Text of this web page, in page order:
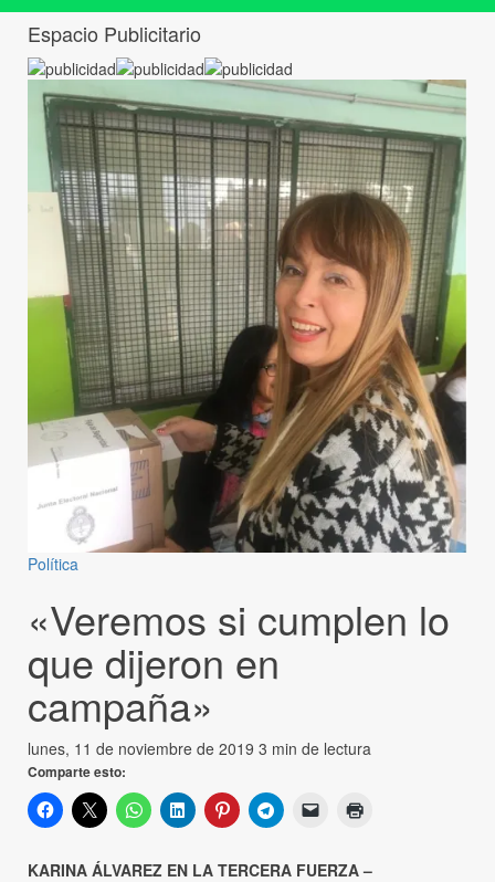
Espacio Publicitario
Política
«Veremos si cumplen lo
que dijeron en
campaña»
lunes, 11 de noviembre de 2019 3 min de lectura
Comparte esto:
KARINA ÁLVAREZ EN LA TERCERA FUERZA –